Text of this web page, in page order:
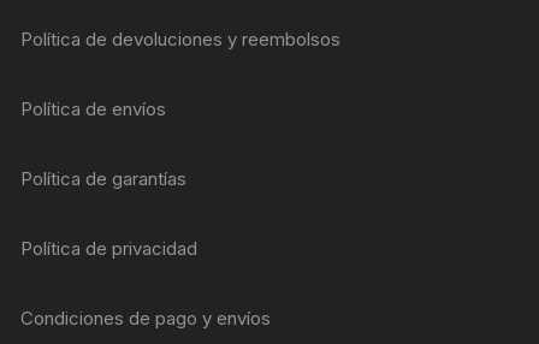
Política de devoluciones y reembolsos
Política de envíos
Política de garantías
Política de privacidad
Condiciones de pago y envíos